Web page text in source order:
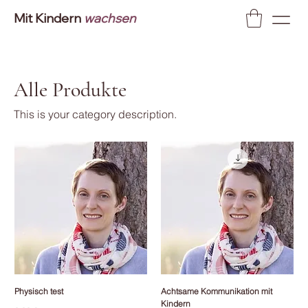
Mit Kindern wachsen
Alle Produkte
This is your category description.
Physisch test
Achtsame Kommunikation mit
Kindern